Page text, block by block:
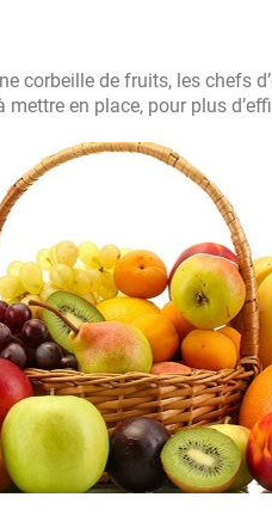
corbeille de fruits, les chefs
en place, pour plus